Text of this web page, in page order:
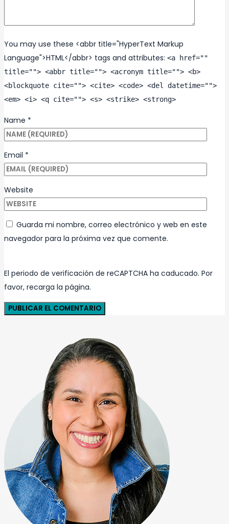
You may use these <abbr title="HyperText Markup
Language">HTML</abbr> tags and attributes: <a href=""
title=""> <abbr title=""> <acronym title=""> <b>
<blockquote cite=""> <cite> <code> <del datetime="">
<em> <i> <q cite=""> <s> <strike> <strong>
Name *
Email *
Website
Guarda mi nombre, correo electrónico y web en este
navegador para la próxima vez que comente.
El periodo de verificación de reCAPTCHA ha caducado. Por
favor, recarga la página.